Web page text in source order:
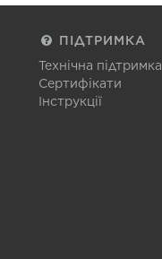
ПІДТРИМКА
Технічна підтримка
Сертифікати
Інструкції